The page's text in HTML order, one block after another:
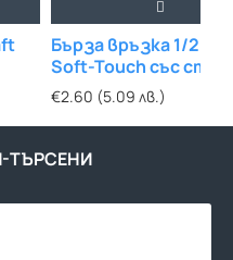
Бърза връзка 1/2
Soft-Touch със стоп
€2.60 (5.09 лв.)
ТЪРСЕНИ